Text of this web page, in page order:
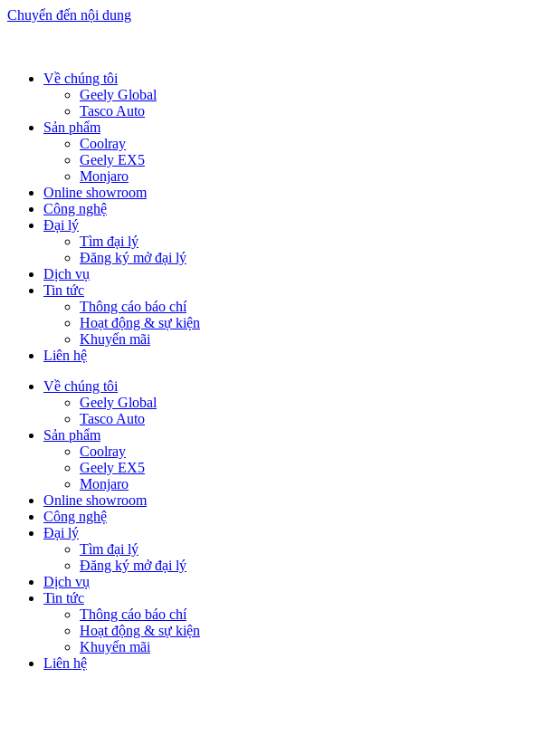
Chuyển đến nội dung
Về chúng tôi
Geely Global
Tasco Auto
Sản phẩm
Coolray
Geely EX5
Monjaro
Online showroom
Công nghệ
Đại lý
Tìm đại lý
Đăng ký mở đại lý
Dịch vụ
Tin tức
Thông cáo báo chí
Hoạt động & sự kiện
Khuyến mãi
Liên hệ
Về chúng tôi
Geely Global
Tasco Auto
Sản phẩm
Coolray
Geely EX5
Monjaro
Online showroom
Công nghệ
Đại lý
Tìm đại lý
Đăng ký mở đại lý
Dịch vụ
Tin tức
Thông cáo báo chí
Hoạt động & sự kiện
Khuyến mãi
Liên hệ